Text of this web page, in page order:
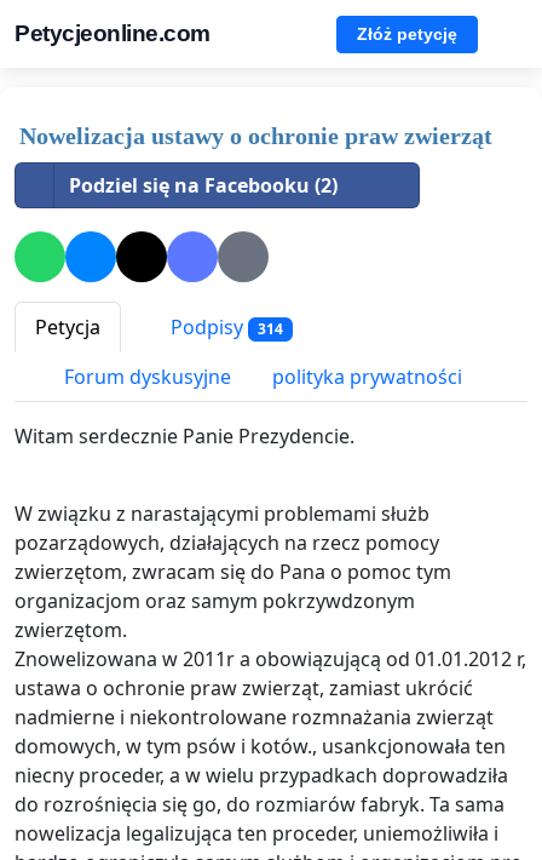
Petycjeonline.com Złóż petycję
Nowelizacja ustawy o ochronie praw zwierząt
Podziel się na Facebooku (2)
Petycja Podpisy 314
Forum dyskusyjne polityka prywatności
Witam serdecznie Panie Prezydencie.
W związku z narastającymi problemami służb
pozarządowych, działających na rzecz pomocy
zwierzętom, zwracam się do Pana o pomoc tym
organizacjom oraz samym pokrzywdzonym
zwierzętom.
Znowelizowana w 2011r a obowiązującą od 01.01.2012 r,
ustawa o ochronie praw zwierząt, zamiast ukrócić
nadmierne i niekontrolowane rozmnażania zwierząt
domowych, w tym psów i kotów., usankcjonowała ten
niecny proceder, a w wielu przypadkach doprowadziła
do rozrośnięcia się go, do rozmiarów fabryk. Ta sama
nowelizacja legalizująca ten proceder, uniemożliwiła i